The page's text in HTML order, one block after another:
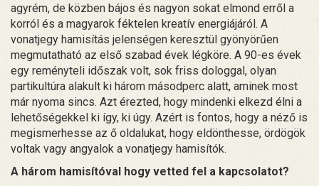
agyrém, de közben bájos és nagyon sokat elmond erről a
korról és a magyarok féktelen kreatív energiájáról. A
vonatjegy hamisítás jelenségen keresztül gyönyörűen
megmutatható az első szabad évek légköre. A 90-es évek
egy reményteli időszak volt, sok friss dologgal, olyan
partikultúra alakult ki három másodperc alatt, aminek most
már nyoma sincs. Azt érezted, hogy mindenki elkezd élni a
lehetőségekkel ki így, ki úgy. Azért is fontos, hogy a néző is
megismerhesse az ő oldalukat, hogy eldönthesse, ördögök
voltak vagy angyalok a vonatjegy hamisítók.
A három hamisítóval hogy vetted fel a kapcsolatot?